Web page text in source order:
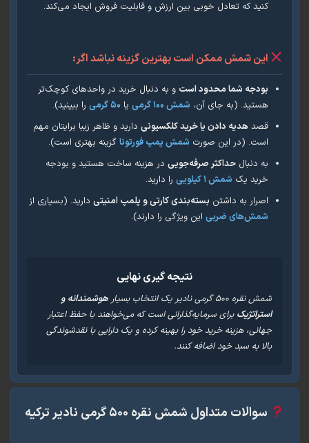
کنید که تعادل خوبی بین ارزش و قابلیت فروش ایجاد می‌کند.
این شمش ممکن است بهترین گزینه نباشد اگر:
بودجه شما محدود استو به دنبال خرید در واحدهای کوچک‌تر
هستید. (به جای آن،شمش ۱۰۰ گرمی یا۵۰ گرمی
را ببینید).
هدیه دادن یا خرید کلکسیونیدارید و ظاهر زیبا برایتان مهم
است. (در این صورتشمش‌ پمپ فورتوناگزینه بهتری است).
به دنبال حداکثر صرفه‌جوییدر هزینه ساخت هستید و بودجه
شمش ۱ کیلویی
را دارید.
اصرار به داشتن بسته‌بندی کارتی و پلمپ امنیتیدارید. (بسیاری از
شمش‌های ضربیاین ویژگی را دارند).
نتیجه گیری نهایی
شمش نقره ۵۰۰ گرمی نادیر یک انتخاب بسیار
هوشمندانه و
برای سرمایه‌گذارانی است که می‌خواهند با حفظ اعتبار
جهانی، هزینه خرید خود را بهینه کرده و یک دارایی با نقدشوندگی
بالا به سبد خود اضافه کنند.
سوالات متداول شمش نقره ۵۰۰ گرمی نادیر ترکیه